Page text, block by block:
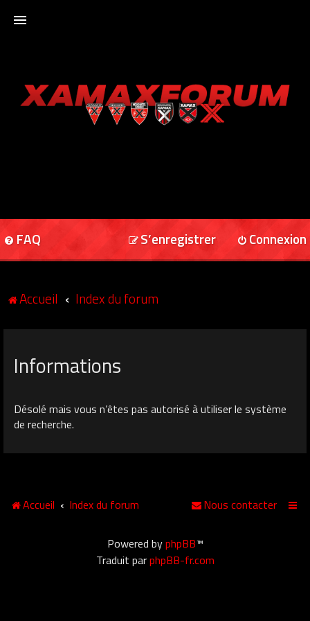
XAMAXFORUM
FAQ Connexion
S’enregistrer
Accueil Index du forum
Informations
Désolé mais vous n’êtes pas autorisé à utiliser le système
de recherche.
Accueil Index du forum Nous contacter
Powered byphpBB™
Traduit parphpBB-fr.com